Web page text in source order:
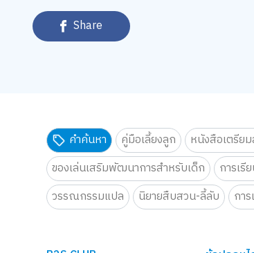
Share
คำค้นหา คู่มือเลี้ยงลูก หนังสือเตรีย
ของเล่นเสริมพัฒนาการสำหรับเด็ก
การเรี
วรรณกรรมแปล
นิยายสืบสวน-ลี้ลับ กา